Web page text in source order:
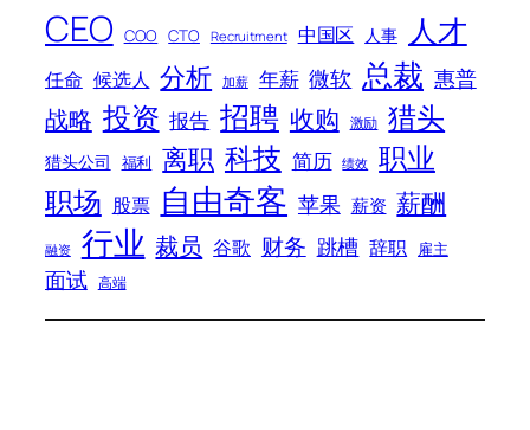
CEO COO CTO Recruitment 中国区 人事 人才
任命 候选人 分析 加薪 年薪 微软 总裁 惠普
战略 投资 报告 招聘 收购 激励 猎头
猎头公司 福利 离职 科技 简历 绩效 职业
职场 股票 自由奇客 苹果 薪资 薪酬
融资 行业 裁员 谷歌 财务 跳槽 辞职 雇主
面试 高端